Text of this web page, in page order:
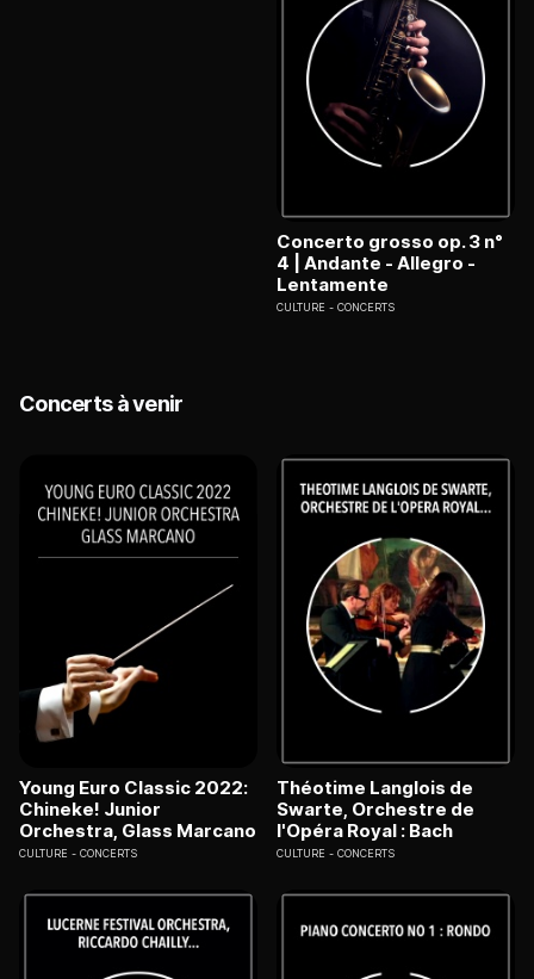
Concerto grosso op. 3 n°
4 | Andante - Allegro -
Lentamente
CULTURE CONCERTS
Concerts à venir
Young Euro Classic 2022:
Chineke! Junior
Orchestra, Glass Marcano
CULTURE CONCERTS
Théotime Langlois de
Swarte, Orchestre de
l'Opéra Royal : Bach
CULTURE CONCERTS